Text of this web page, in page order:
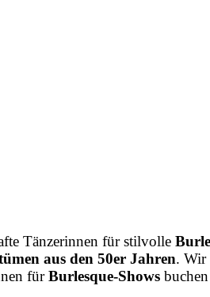
Tänzerinnen fürstilvolle
aus den 50er Jahren. Wir
fürBurlesque-Shows buchen